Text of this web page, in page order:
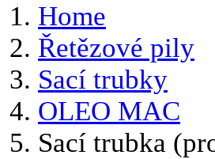
Home
Řetězové pily
Sací trubky
OLEO MAC
Sací trubka